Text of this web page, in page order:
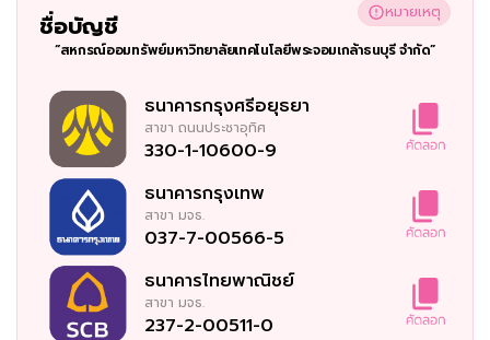
ชื่อบัญชี
หมายเหตุ
“สหกรณ์ออมทรัพย์มหาวิทยาลัยเทคโนโลยีพระจอมเกล้าธนบุรี จำกัด”
ธนาคารกรุงศรีอยุธยา
สาขา ถนนประชาอุทิศ
330-1-10600-9
ธนาคารกรุงเทพ
สาขา มจธ.
037-7-00566-5
ธนาคารไทยพาณิชย์
สาขา มจธ.
237-2-00511-0